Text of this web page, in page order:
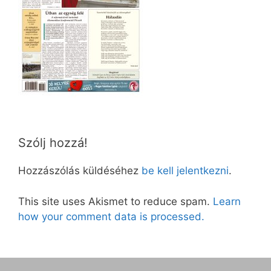
Szólj hozzá!
Hozzászólás küldéséhez be kell jelentkezni.
This site uses Akismet to reduce spam. Learn
how your comment data is processed.